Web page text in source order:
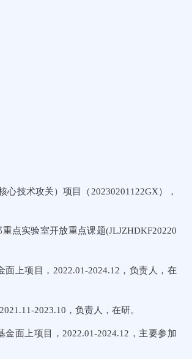
技术攻关）项目（20230201122GX），
点实验室开放重点课题(JLJZHDKF20220
上项目，2022.01-2024.12，负责人，在
2023.10，负责人，在研。
面上项目，2022.01-2024.12，主要参加